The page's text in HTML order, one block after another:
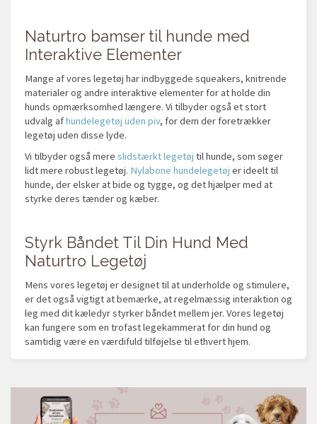
Naturtro bamser til hunde med
Interaktive Elementer
Mange af vores legetøj har indbyggede squeakers, knitrende
materialer og andre interaktive elementer for at holde din
hunds opmærksomhed længere. Vi tilbyder også et stort
udvalg afhundelegetøj uden piv, for dem der foretrækker
legetøj uden disse lyde.
Vi tilbyder også mere slidstærkt legetøj til hunde, som søger
lidt mere robust legetøj. Nylabone hundelegetøj er ideelt til
hunde, der elsker at bide og tygge, og det hjælper med at
styrke deres tænder og kæber.
Styrk Båndet Til Din Hund Med
Naturtro Legetøj
Mens vores legetøj er designet til at underholde og stimulere,
er det også vigtigt at bemærke, at regelmæssig interaktion og
leg med dit kæledyr styrker båndet mellem jer. Vores legetøj
kan fungere som en trofast legekammerat for din hund og
samtidig være en værdifuld tilføjelse til ethvert hjem.